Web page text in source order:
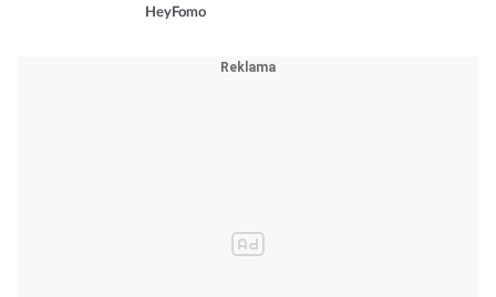
HeyFomo